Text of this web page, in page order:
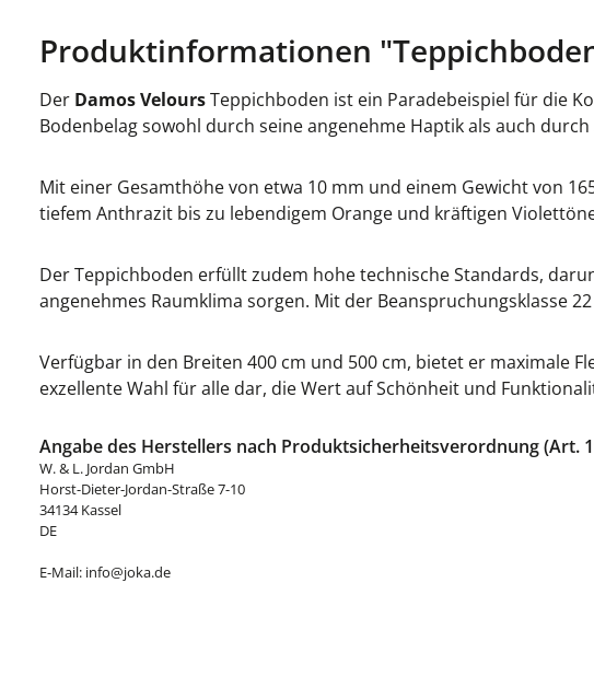
Produktinformationen
Der Damos VeloursTeppichboden ist ein Paradebeispiel für die
Bodenbelag sowohl durch seine angenehme Haptik als auch
Mit einer Gesamthöhe von etwa 10 mm und einem Gewicht von
tiefem Anthrazit bis zu lebendigem Orange und kräftigen
Der Teppichboden erfüllt zudem hohe technische Standards,
angenehmes Raumklima sorgen. Mit der Beanspruchungsklasse
Verfügbar in den Breiten 400 cm und 500 cm, bietet er maximale
exzellente Wahl für alle dar, die Wert auf Schönheit und
Angabe des Herstellers nach Produktsicherheitsverordnung (Art.
W. & L. Jordan GmbH
Horst-Dieter-Jordan-Straße 7-10
34134 Kassel
DE
E-Mail: info@joka.de